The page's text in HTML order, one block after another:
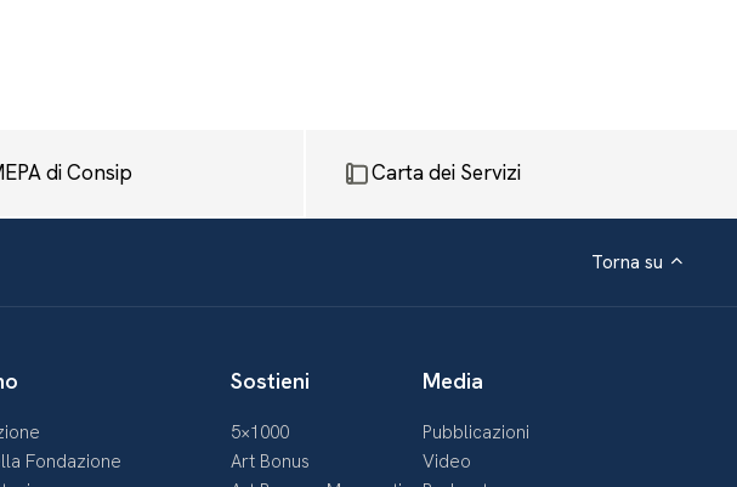
di Consip Carta dei Servizi
Torna su
Fondazione
Sostieni
5×1000
Art Bonus
Media
Pubblicazioni
Video